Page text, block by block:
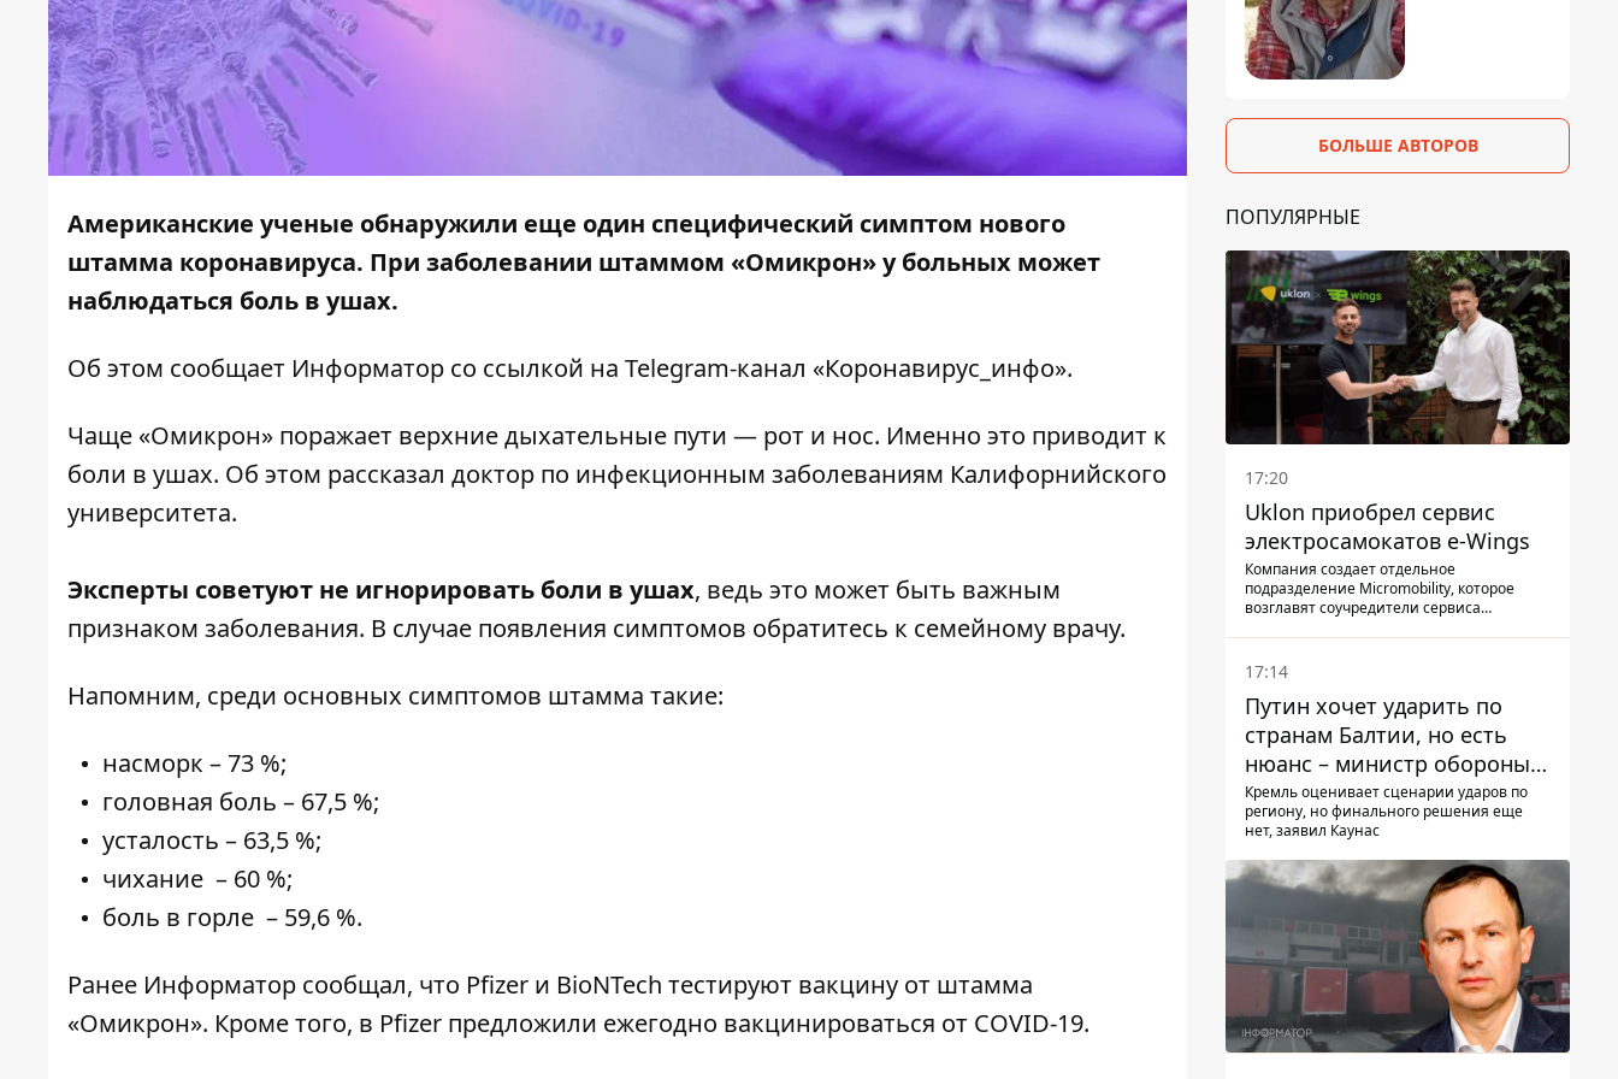
Американские ученые обнаружили еще один специфический симптом нового
штамма коронавируса. При заболевании штаммом «Омикрон» у больных может
наблюдаться боль в ушах.
Об этом сообщает Информатор со ссылкой на Telegram-канал «Коронавирус_инфо».
Чаще «Омикрон» поражает верхние дыхательные пути — рот и нос. Именно это приводит к
боли в ушах. Об этом рассказал доктор по инфекционным заболеваниям Калифорнийского
университета.
Эксперты советуют не игнорировать боли в ушах, ведь это может быть важным
признаком заболевания. В случае появления симптомов обратитесь к семейному врачу.
Напомним, среди основных симптомов штамма такие:
насморк – 73 %;
головная боль – 67,5 %;
усталость – 63,5 %;
чихание – 60 %;
боль в горле – 59,6 %.
Ранее Информатор сообщал, что Pfizer и BioNTech тестируют вакцину от штамма
«Омикрон». Кроме того, в Pfizer предложили ежегодно вакцинироваться от COVID-19.
БОЛЬШЕ АВТОРОВ
ПОПУЛЯРНЫЕ
17:20
Uklon приобрел сервис
электросамокатов e-Wings
Компания создает отдельное
подразделение Micromobility, которое
возглавят соучредители сервиса
17:14
Путин хочет ударить по
странам Балтии, но есть
нюанс – министр обороны
Литвы сделал заявление
Кремль оценивает сценарии ударов по
региону, но финального решения еще
нет, заявил Каунас